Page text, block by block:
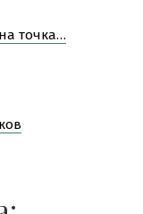
точка…